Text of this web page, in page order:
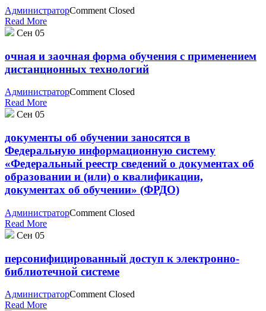
АдминистраторComment Closed
Read More
Сен 05
очная и заочная форма обучения с применением
дистанционных технологий
АдминистраторComment Closed
Read More
Сен 05
документы об обучении заносятся в
Федеральную информационную систему
«Федеральный реестр сведений о документах об
образовании и (или) о квалификации,
документах об обучении» (ФРДО)
АдминистраторComment Closed
Read More
Сен 05
персонифицированный доступ к электронно-
библиотечной системе
АдминистраторComment Closed
Read More